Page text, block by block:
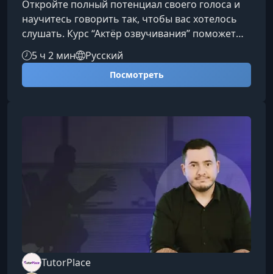
Откройте полный потенциал своего голоса и
научитесь говорить так, чтобы вас хотелось
слушать. Курс “Актёр озвучивания” поможет
вам освоить профессиональные техники
работы голосом, микрофоном и текстом,
позволяя уверенно звучать в любых проектах
Использовать артикуляционные и речевые
техники актёрского мастерства. Работать
5 ч 2 мин Русский
Посмотреть
TutorPlace